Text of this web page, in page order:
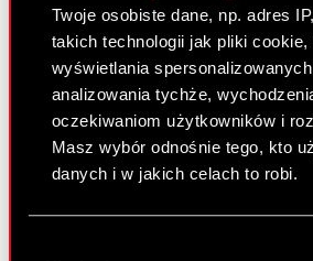
Twoje osobiste dane, np. adres
takich technologii jak pliki cookie,
wyświetlania
analizowania tychże,
oczekiwaniom użytkowników i
Masz wybór odnośnie tego, kto
danych i w jakich celach to robi.
PDF Statut CD PROJEKT
Raport bieżący nr 21/
1 czerwca 2016
Temat: Wybór biegłego rewidenta